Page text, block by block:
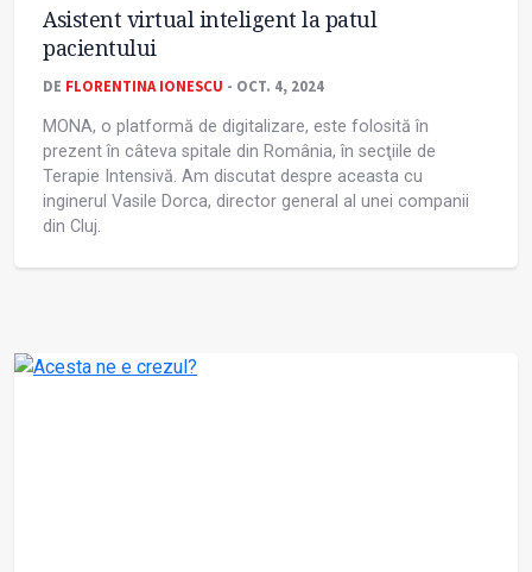
Asistent virtual inteligent la patul
pacientului
DE FLORENTINA IONESCU - OCT. 4, 2024
MONA, o platformă de digitalizare, este folosită în
prezent în câteva spitale din România, în secţiile de
Terapie Intensivă. Am discutat despre aceasta cu
inginerul Vasile Dorca, director general al unei companii
din Cluj.